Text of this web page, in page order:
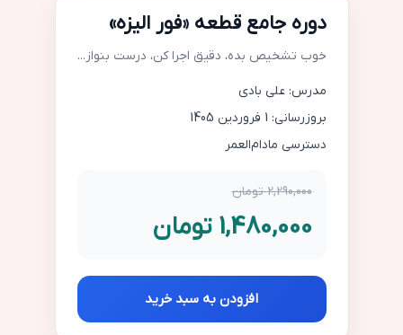
دوره جامع قطعه «فور الیزه»
خوب تشخیص بده، دقیق اجرا کن، درست بنواز...
مدرس: علی بادی
بروزرسانی: 1 فروردین 1405
دسترسی مادام‌العمر
2,290,000 تومان
1,480,000 تومان
افزودن به سبد خرید